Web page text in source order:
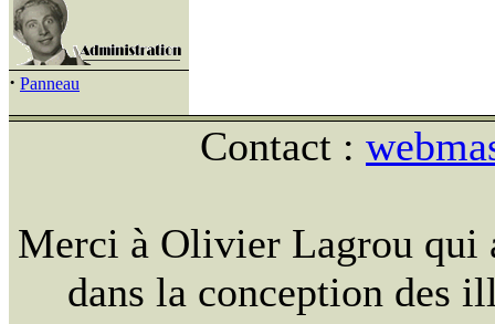
· Panneau
Contact :
Merci à Olivier Lagrou qui
dans la conception des